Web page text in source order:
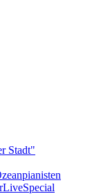
Stadt"